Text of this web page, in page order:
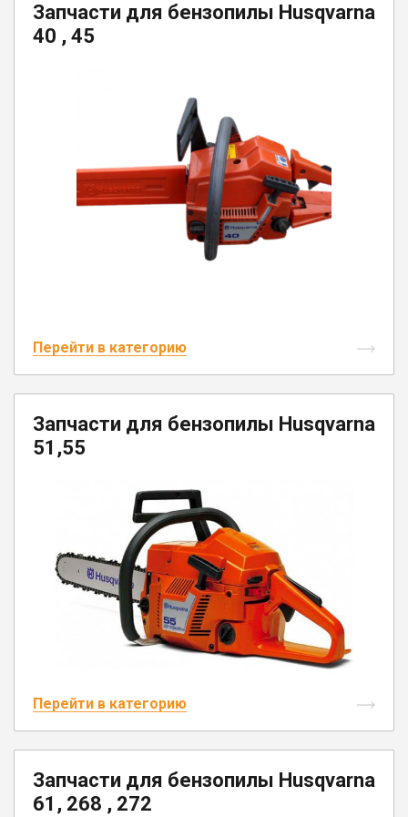
Запчасти для бензопилы Husqvarna
40 , 45
Перейти в категорию
Запчасти для бензопилы Husqvarna
51,55
Перейти в категорию
Запчасти для бензопилы Husqvarna
61, 268 , 272